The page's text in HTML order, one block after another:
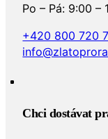
Po – Pá: 9:00 –
+420 800 720
Chci dostávat